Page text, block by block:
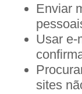
Enviar
Usar e-
sites